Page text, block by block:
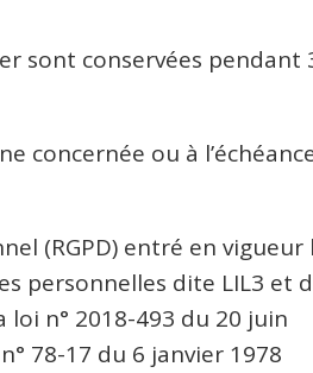
sont conservées pendant
concernée ou à
(RGPD) entré en vigueur
personnelles dite LIL3 et
loi n° 2018-493 du 20 juin
78-17 du 6 janvier 1978